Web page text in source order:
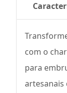
com o
para
artesanais